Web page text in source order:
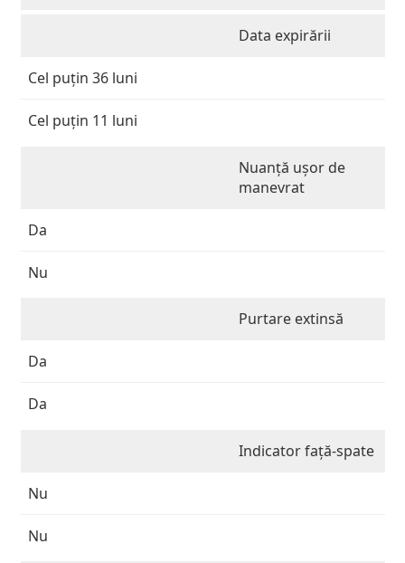
Data expirării
Cel puțin 36 luni
Cel puțin 11 luni
Nuanţă ușor de
manevrat
Da
Nu
Purtare extinsă
Da
Da
Indicator față-spate
Nu
Nu